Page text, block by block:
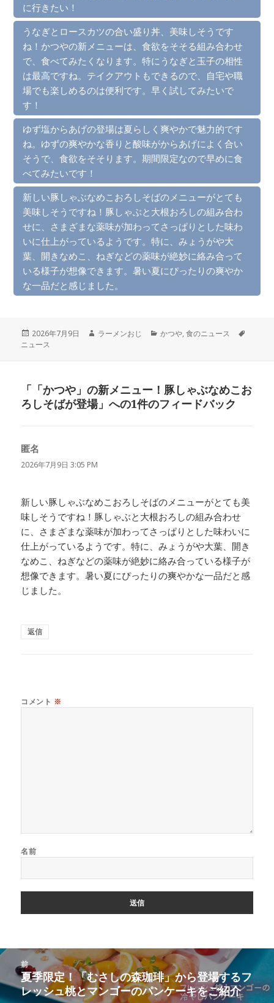
に行きたい！
うなぎとロースカツの合い盛り丼、美味しそうです
ね！かつやの新メニューは、食欲をそそる組み合わせ
で、食べてみたくなります。特にうなぎと玉子の相性
は最高ですね。テイクアウトもできるので、自宅や職
場でも楽しめるのは便利です。早く試してみたいで
す！
ゆず塩からあげの登場は夏らしく爽やかで魅力的です
ね。ゆずの爽やかな香りと酸味がからあげによく合い
そうで、食欲をそそります。期間限定なので早めに食
べてみたいです！
新しい豚しゃぶなめこおろしそばのメニューがとても
美味しそうですね！豚しゃぶと大根おろしの組み合わ
せに、さまざまな薬味が加わってさっぱりとした味わ
いに仕上がっているようです。特に、みょうがや大
葉、開きなめこ、ねぎなどの薬味が絶妙に絡み合って
いる様子が想像できます。暑い夏にぴったりの爽やか
な一品だと感じました。
投
稿
2026年7月9日
作
ラーメンおじ
カ
かつや,食のニュース
ニュース
「「かつや」の新メニュー！豚しゃぶなめこお
ろしそばが登場」への1件のフィードバック
匿名
り:
2026年7月9日 3:05 PM
新しい豚しゃぶなめこおろしそばのメニューがとても美
味しそうですね！豚しゃぶと大根おろしの組み合わせ
に、さまざまな薬味が加わってさっぱりとした味わいに
仕上がっているようです。特に、みょうがや大葉、開き
なめこ、ねぎなどの薬味が絶妙に絡み合っている様子が
想像できます。暑い夏にぴったりの爽やかな一品だと感
じました。
返信
コメント ※
名前
投
ナ
ビ
前
前
の
夏季限定！「むさしの森珈琲」から登場するフ
レッシュ桃とマンゴーのパンケーキをご紹介